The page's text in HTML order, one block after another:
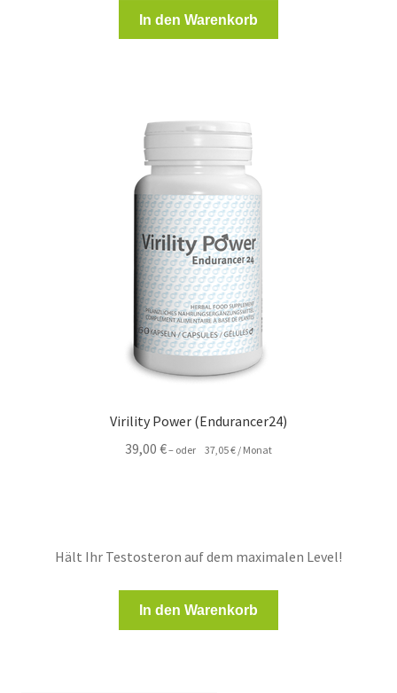
In den Warenkorb
Virility Power (Endurancer24)
39,00€– oder 37,05€ / Monat
Hält Ihr Testosteron auf dem maximalen Level!
In den Warenkorb